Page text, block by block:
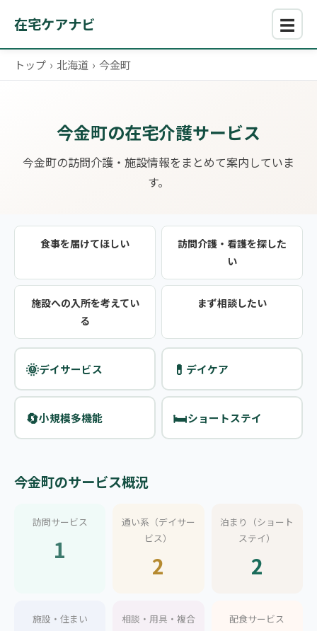
在宅ケアナビ ☰
トップ › 北海道 › 今金町
今金町の在宅介護サービス
今金町の訪問介護・施設情報をまとめて案内していま
す。
食事を届けてほしい
訪問介護・看護を探した
い
施設への入所を考えてい
る
まず相談したい
🌞デイサービス 💊 デイケア
🔄小規模多機能 🛏️ショートステイ
今金町のサービス概況
訪問サービス
1
通い系（デイサー
ビス）
2
泊まり（ショート
ステイ）
2
施設・住まい 相談・用具・複合 配食サービス